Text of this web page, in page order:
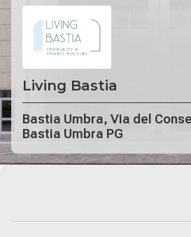
Living Bastia
Bastia Umbra, Via del
Bastia Umbra PG